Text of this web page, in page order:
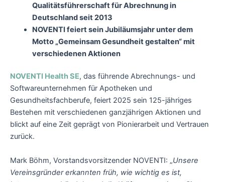
Qualitätsführerschaft für Abrechnung in
Deutschland seit 2013
NOVENTI feiert sein Jubiläumsjahr unter dem
Motto „Gemeinsam Gesundheit gestalten“ mit
verschiedenen Aktionen
NOVENTI Health SE, das führende Abrechnungs- und
Softwareunternehmen für Apotheken und
Gesundheitsfachberufe, feiert 2025 sein 125-jähriges
Bestehen mit verschiedenen ganzjährigen Aktionen und
blickt auf eine Zeit geprägt von Pionierarbeit und Vertrauen
zurück.
Mark Böhm, Vorstandsvorsitzender NOVENTI: „Unsere
Vereinsgründer erkannten früh, wie wichtig es ist,